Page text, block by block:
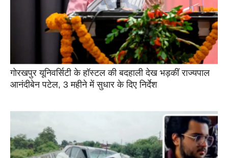
गोरखपुर यूनिवर्सिटी के हॉस्टल की बदहाली देख भड़कीं राज्यपाल
आनंदीबेन पटेल, 3 महीने में सुधार के दिए निर्देश